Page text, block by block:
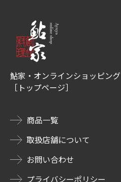
鮎家・オンラインショッピング
［トップページ］
商品一覧
取扱店舗について
お問い合わせ
プライバシーポリシー